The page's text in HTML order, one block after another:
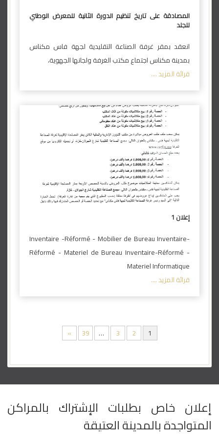
المصادقة على تاريخ تنظيم الدورة الثانية للمعرض الوطني
للجلد
انعقد بمقر غرفة الصناعة التقليدية لجهة فاس مكناس
بمدينة مكناس اجتماع مكتب الغرفة ولجانها الجهوية،
قرائة المزيد ....
إعلان 1
Inventaire -Réformé - Mobilier de Bureau Inventaire-
Réformé - Materiel de Bureau Inventaire-Réformé -
Materiel Informatique
قرائة المزيد ....
1
2
3
…
39
»
إعلان خاص بطلبات الإشتراك بالمراكن
المتواجدة بالمدينة العتيقة